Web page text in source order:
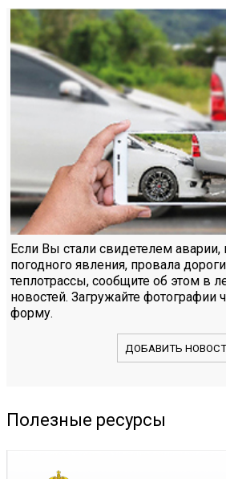
Если Вы стали свидетелем
погодного явления, провала
теплотрассы, сообщите об этом в
новостей. Загружайте фотографии
форму.
ДОБАВИТЬ
Полезные ресурсы